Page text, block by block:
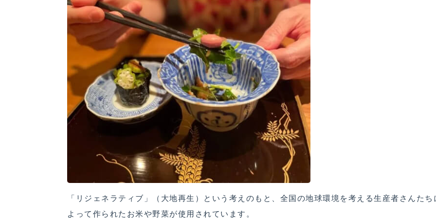
「リジェネラティブ」（大地再生）という考えのもと、全国の地球環境を考える生産者さんたち
よって作られたお米や野菜が使用されています。